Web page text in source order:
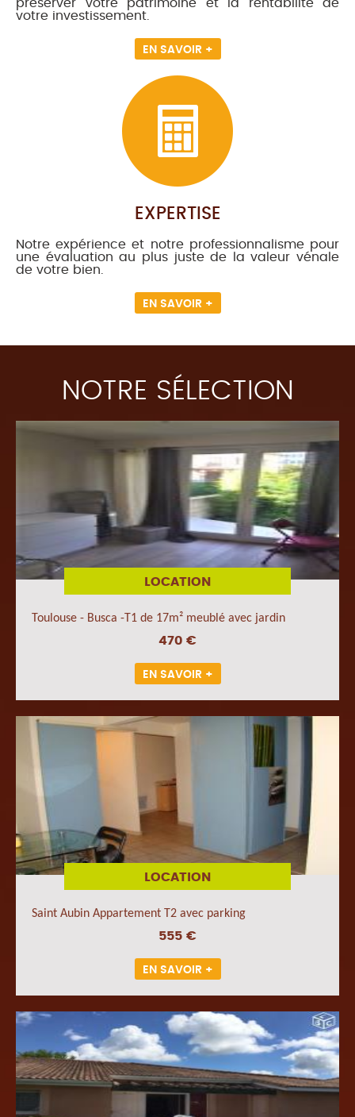
préserver votre patrimoine et la rentabilité de
votre investissement.
EN SAVOIR +
EXPERTISE
Notre expérience et notre professionnalisme pour
une évaluation au plus juste de la valeur vénale
de votre bien.
EN SAVOIR +
NOTRE SÉLECTION
LOCATION
Toulouse - Busca -T1 de 17m² meublé avec jardin
470 €
EN SAVOIR +
LOCATION
Saint Aubin Appartement T2 avec parking
555 €
EN SAVOIR +